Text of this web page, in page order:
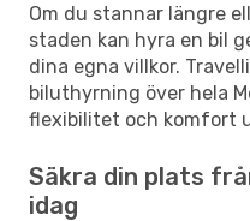
Om du stannar längre
staden kan hyra en bil
dina egna villkor.
biluthyrning över hela
flexibilitet och komfort
Säkra din plats
idag